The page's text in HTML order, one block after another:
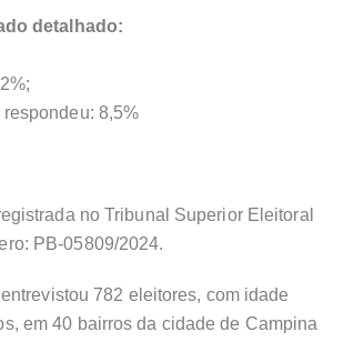
detalhado:
8,5%
no Tribunal Superior Eleitoral
PB-05809/2024.
782 eleitores, com idade
em 40 bairros da cidade de Campina